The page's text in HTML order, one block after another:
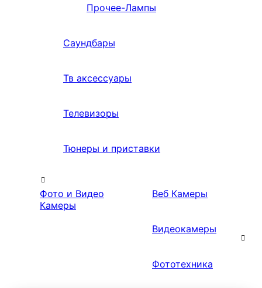
Прочее-Лампы
Саундбары
Тв аксессуары
Телевизоры
Тюнеры и приставки
Фото и Видео
Камеры
Веб Камеры
Видеокамеры
Фототехника